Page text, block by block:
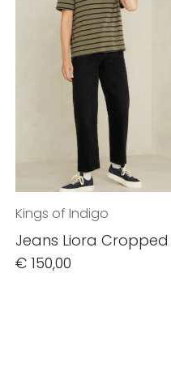
Kings of Indigo
Jeans Liora Cropped
€ 150,00